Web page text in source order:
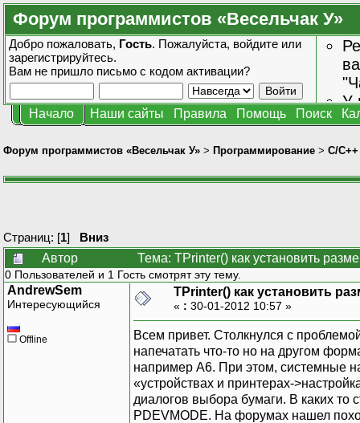
Форум программистов «Весельчак У»
Добро пожаловать, Гость. Пожалуйста, войдите или
зарегистрируйтесь.
Вам не пришло письмо с кодом активации?
У
Начало Наши сайты Правила Помощь Поиск
Форум программистов «Весельчак У» > Программирование > C/C++
Страниц: [1] Вниз
Автор
Тема: TPrinter() как установить
0 Пользователей и 1 Гость смотрят эту тему.
AndrewSem
Интересующийся
Offline
TPrinter() как установить
« : 30-01-2012 10:57 »
Всем привет. Столкнулся с
напечатать что-то но на другом
например А6. При этом, системные
«устройствах и принтерах-
диалогов выбора бумаги. В каких то
PDEVMODE. На форумах нашел